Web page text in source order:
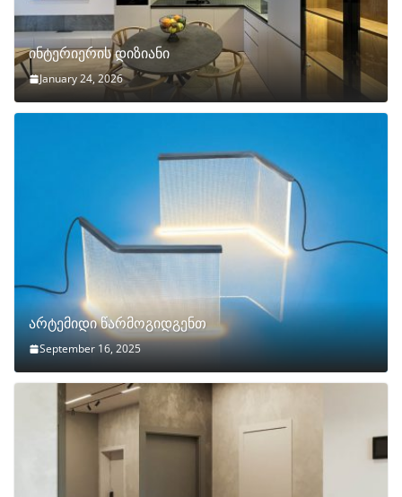
ინტერიერის დიზიანი
January 24, 2026
არტემიდი წარმოგიდგენთ
September 16, 2025